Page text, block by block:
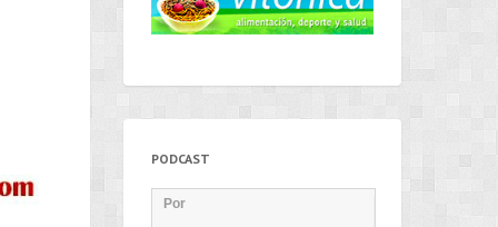
PODCAST